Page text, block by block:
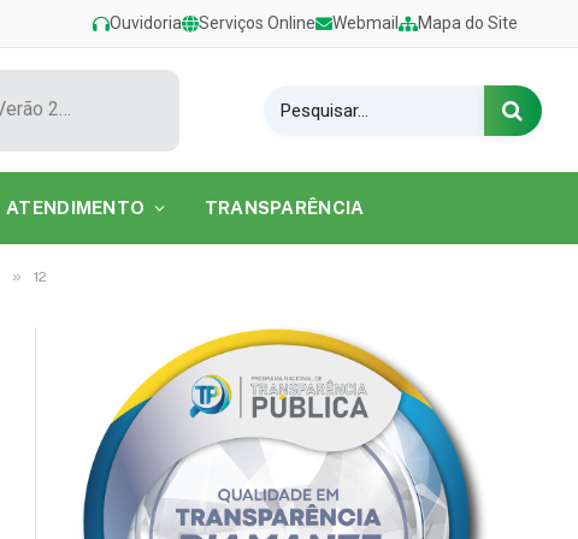
Ouvidoria Serviços Online Webmail Mapa do Site
Show de Tarcísio do Acordeon encerra o Festival de Verão 2026 na Praia do Caripi
ATENDIMENTO TRANSPARÊNCIA
» 12